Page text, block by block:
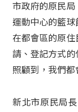
市政府的原民
運動中心的籃
在都會區的原
請、登記方式
照顧到，我們都
新北市原民局